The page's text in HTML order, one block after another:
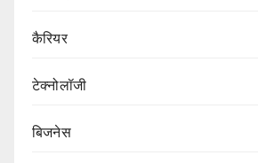
कैरियर
टेक्नोलॉजी
बिजनेस